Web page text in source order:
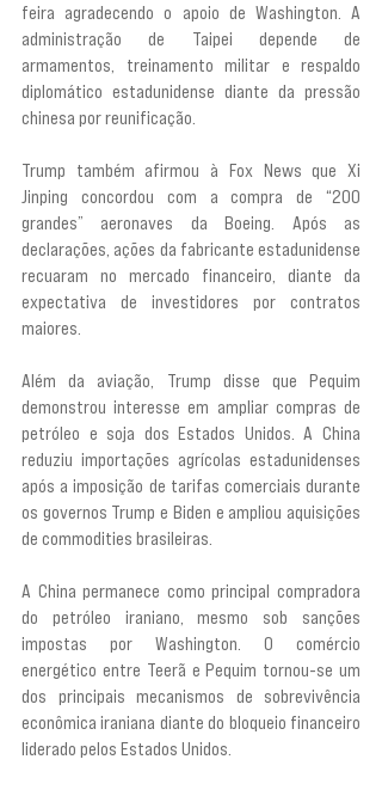
feira agradecendo o apoio de Washington. A
administração de Taipei depende de
armamentos, treinamento militar e respaldo
diplomático estadunidense diante da pressão
chinesa por reunificação.
Trump também afirmou à Fox News que Xi
Jinping concordou com a compra de “200
grandes” aeronaves da Boeing. Após as
declarações, ações da fabricante estadunidense
recuaram no mercado financeiro, diante da
expectativa de investidores por contratos
maiores.
Além da aviação, Trump disse que Pequim
demonstrou interesse em ampliar compras de
petróleo e soja dos Estados Unidos. A China
reduziu importações agrícolas estadunidenses
após a imposição de tarifas comerciais durante
os governos Trump e Biden e ampliou aquisições
de commodities brasileiras.
A China permanece como principal compradora
do petróleo iraniano, mesmo sob sanções
impostas por Washington. O comércio
energético entre Teerã e Pequim tornou-se um
dos principais mecanismos de sobrevivência
econômica iraniana diante do bloqueio financeiro
liderado pelos Estados Unidos.